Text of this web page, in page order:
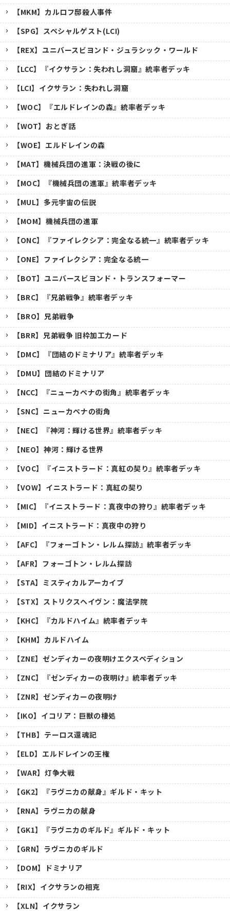
【MKM】カルロフ邸殺人事件
【SPG】スペシャルゲスト(LCI)
【REX】ユニバースビヨンド・ジュラシック・ワールド
【LCC】『イクサラン：失われし洞窟』統率者デッキ
【LCI】イクサラン：失われし洞窟
【WOC】『エルドレインの森』統率者デッキ
【WOT】おとぎ話
【WOE】エルドレインの森
【MAT】機械兵団の進軍：決戦の後に
【MOC】『機械兵団の進軍』統率者デッキ
【MUL】多元宇宙の伝説
【MOM】機械兵団の進軍
【ONC】『ファイレクシア：完全なる統一』統率者デッキ
【ONE】ファイレクシア：完全なる統一
【BOT】ユニバースビヨンド・トランスフォーマー
【BRC】『兄弟戦争』統率者デッキ
【BRO】兄弟戦争
【BRR】兄弟戦争 旧枠加工カード
【DMC】『団結のドミナリア』統率者デッキ
【DMU】団結のドミナリア
【NCC】『ニューカペナの街角』統率者デッキ
【SNC】ニューカペナの街角
【NEC】『神河：輝ける世界』統率者デッキ
【NEO】神河：輝ける世界
【VOC】『イニストラード：真紅の契り』統率者デッキ
【VOW】イニストラード：真紅の契り
【MIC】『イニストラード：真夜中の狩り』統率者デッキ
【MID】イニストラード：真夜中の狩り
【AFC】『フォーゴトン・レルム探訪』統率者デッキ
【AFR】フォーゴトン・レルム探訪
【STA】ミスティカルアーカイブ
【STX】ストリクスヘイヴン：魔法学院
【KHC】『カルドハイム』統率者デッキ
【KHM】カルドハイム
【ZNE】ゼンディカーの夜明けエクスペディション
【ZNC】『ゼンディカーの夜明け』統率者デッキ
【ZNR】ゼンディカーの夜明け
【IKO】イコリア：巨獣の棲処
【THB】テーロス還魂記
【ELD】エルドレインの王権
【WAR】灯争大戦
【GK2】『ラヴニカの献身』ギルド・キット
【RNA】ラヴニカの献身
【GK1】『ラヴニカのギルド』ギルド・キット
【GRN】ラヴニカのギルド
【DOM】ドミナリア
【RIX】イクサランの相克
【XLN】イクサラン